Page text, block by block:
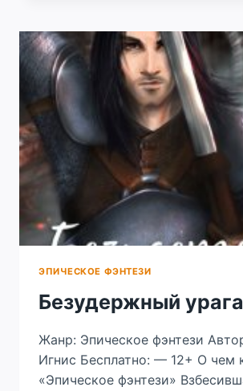
ЭПИЧЕСКОЕ ФЭНТЕЗИ
Безудержный
Жанр: Эпическое фэнтези
Игнис Бесплатно: — 12+ О чем
«Эпическое фэнтези»